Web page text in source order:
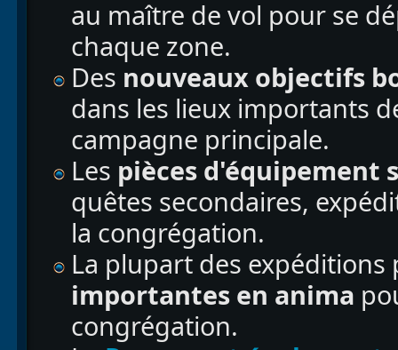
au maître de vol pour se
chaque zone.
Des nouveaux objectifs
dans les lieux importants
campagne principale.
Les pièces d'équipement
quêtes secondaires,
la congrégation.
La plupart des
importantes en anima
congrégation.